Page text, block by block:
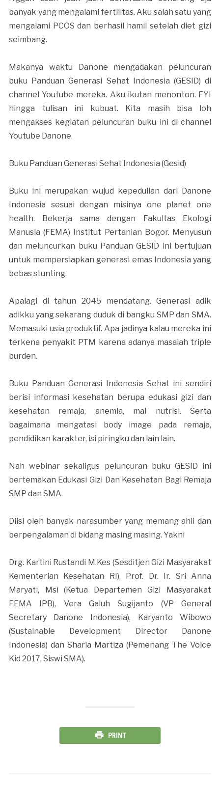
banyak yang mengalami fertilitas. Aku salah satu yang
mengalami PCOS dan berhasil hamil setelah diet gizi
seimbang.
Makanya waktu Danone mengadakan peluncuran
buku Panduan Generasi Sehat Indonesia (GESID) di
channel Youtube mereka. Aku ikutan menonton. FYI
hingga tulisan ini kubuat. Kita masih bisa loh
mengakses kegiatan peluncuran buku ini di channel
Youtube Danone.
Buku Panduan Generasi Sehat Indonesia (Gesid)
Buku ini merupakan wujud kepedulian dari Danone
Indonesia sesuai dengan misinya one planet one
health. Bekerja sama dengan Fakultas Ekologi
Manusia (FEMA) Institut Pertanian Bogor. Menyusun
dan meluncurkan buku Panduan GESID ini bertujuan
untuk mempersiapkan generasi emas Indonesia yang
bebas stunting.
Apalagi di tahun 2045 mendatang. Generasi adik
adikku yang sekarang duduk di bangku SMP dan SMA.
Memasuki usia produktif. Apa jadinya kalau mereka ini
terkena penyakit PTM karena adanya masalah triple
burden.
Buku Panduan Generasi Indonesia Sehat ini sendiri
berisi informasi kesehatan berupa edukasi gizi dan
kesehatan remaja, anemia, mal nutrisi. Serta
bagaimana mengatasi body image pada remaja,
pendidikan karakter, isi piringku dan lain lain.
Nah webinar sekaligus peluncuran buku GESID ini
bertemakan Edukasi Gizi Dan Kesehatan Bagi Remaja
SMP dan SMA.
Diisi oleh banyak narasumber yang memang ahli dan
berpengalaman di bidang masing masing. Yakni
Drg. Kartini Rustandi M.Kes (Sesditjen Gizi Masyarakat
Kementerian Kesehatan RI), Prof. Dr. Ir. Sri Anna
Maryati, Msi (Ketua Departemen Gizi Masyarakat
FEMA IPB), Vera Galuh Sugijanto (VP General
Secretary Danone Indonesia), Karyanto Wibowo
(Sustainable Development Director Danone
Indonesia) dan Sharla Martiza (Pemenang The Voice
Kid 2017, Siswi SMA).
PRINT